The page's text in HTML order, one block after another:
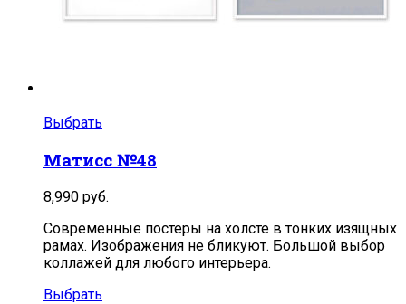
Выбрать
Матисс №48
8,990 руб.
Современные постеры на холсте в тонких изящных
рамах. Изображения не бликуют. Большой выбор
коллажей для любого интерьера.
Выбрать